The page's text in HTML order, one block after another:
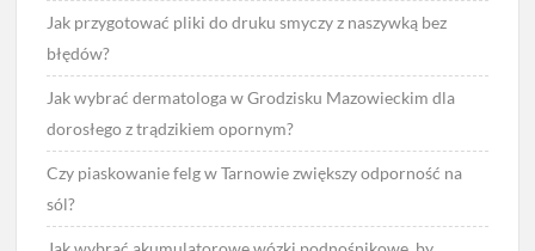
Jak przygotować pliki do druku smyczy z naszywką bez
błędów?
Jak wybrać dermatologa w Grodzisku Mazowieckim dla
dorosłego z trądzikiem opornym?
Czy piaskowanie felg w Tarnowie zwiększy odporność na
sól?